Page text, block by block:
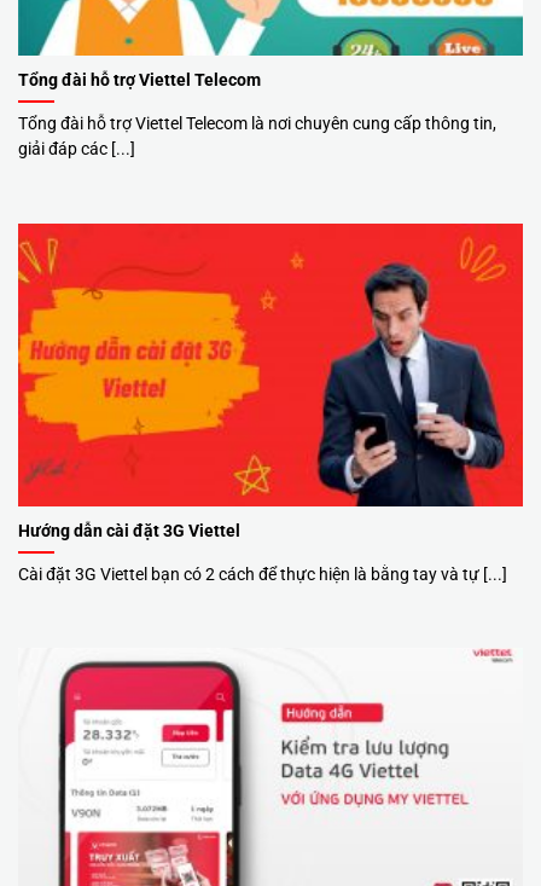
Tổng đài hỗ trợ Viettel Telecom
Tổng đài hỗ trợ Viettel Telecom là nơi chuyên cung cấp thông tin,
giải đáp các [...]
Hướng dẫn cài đặt 3G Viettel
Cài đặt 3G Viettel bạn có 2 cách để thực hiện là bằng tay và tự [...]